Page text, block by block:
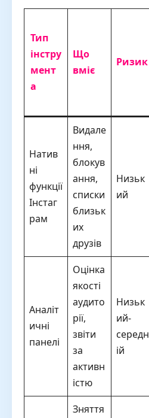
Тип
інстру
мент
а
Що
вміє
Ризик
Натив
ні
функції
Інстаг
рам
Видале
ння,
блокув
ання,
списки
близьк
их
друзів
Низьк
ий
Аналіт
ичні
панелі
Оцінка
якості
аудито
рії,
звіти
за
активн
істю
Низьк
ий-
середн
ій
Зняття